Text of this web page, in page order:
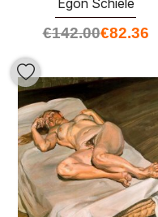
€142.00€82.36